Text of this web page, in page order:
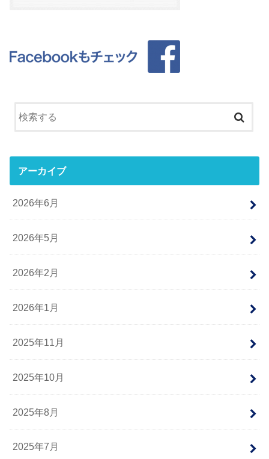
アーカイブ
2026年6月
2026年5月
2026年2月
2026年1月
2025年11月
2025年10月
2025年8月
2025年7月